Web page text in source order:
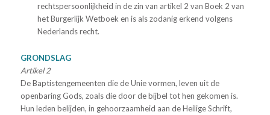
rechtspersoonlijkheid in de zin van artikel 2 van Boek 2 van
het Burgerlijk Wetboek en is als zodanig erkend volgens
Nederlands recht.
GRONDSLAG
Artikel 2
De Baptistengemeenten die de Unie vormen, leven uit de
openbaring Gods, zoals die door de bijbel tot hen gekomen is.
Hun leden belijden, in gehoorzaamheid aan de Heilige Schrift,